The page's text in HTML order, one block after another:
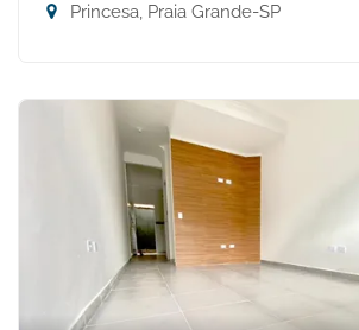
Princesa, Praia Grande-SP